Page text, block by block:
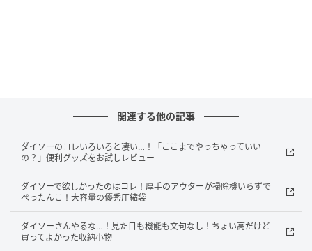
関連する他の記事
ダイソーのコレいろいろと凄い…！「ここまでやっちゃっていい
の？」便利グッズをお試しレビュー
ダイソーで欲しかったのはコレ！厚手のアウターが掃除機いらずで
ぺったんこ！大容量の優秀圧縮袋
ダイソーさんやるな…！見た目も機能も文句なし！ちょい高だけど
買ってよかった収納小物